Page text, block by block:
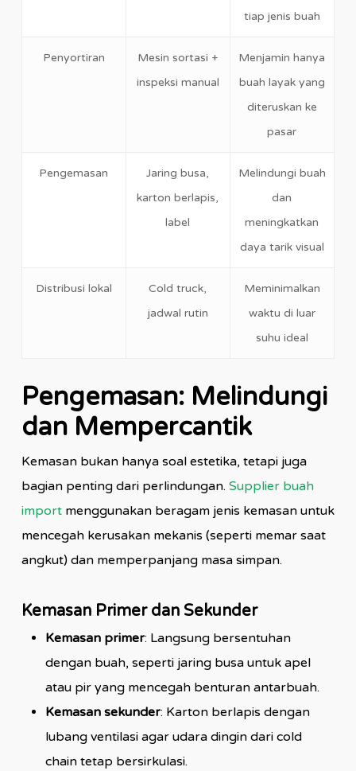
tiap jenis buah
Penyortiran
Mesin sortasi +
inspeksi manual
Menjamin hanya
buah layak yang
diteruskan ke
pasar
Pengemasan
Jaring busa,
karton berlapis,
label
Melindungi buah
dan
meningkatkan
daya tarik visual
Distribusi lokal
Cold truck,
jadwal rutin
Meminimalkan
waktu di luar
suhu ideal
Pengemasan: Melindungi
dan Mempercantik
Kemasan bukan hanya soal estetika, tetapi juga
bagian penting dari perlindungan. Supplier buah
importmenggunakan beragam jenis kemasan untuk
mencegah kerusakan mekanis (seperti memar saat
angkut) dan memperpanjang masa simpan.
Kemasan Primer dan Sekunder
Kemasan primer: Langsung bersentuhan
dengan buah, seperti jaring busa untuk apel
atau pir yang mencegah benturan antarbuah.
Kemasan sekunder: Karton berlapis dengan
lubang ventilasi agar udara dingin dari cold
chain tetap bersirkulasi.